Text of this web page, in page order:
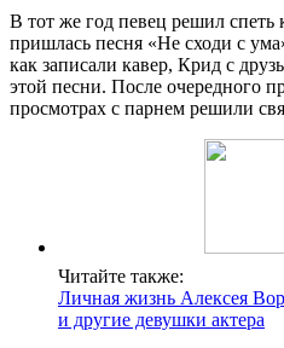
В тот же год певец решил
пришлась песня «Не сходи с
как записали кавер, Крид с
этой песни. После очередного
просмотрах с парнем решили
Читайте также:
Личная жизнь Алексея
и другие девушки актера